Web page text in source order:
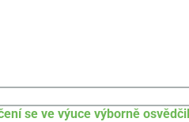
se ve výuce výborně